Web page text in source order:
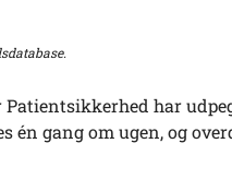
har
gang om ugen, og